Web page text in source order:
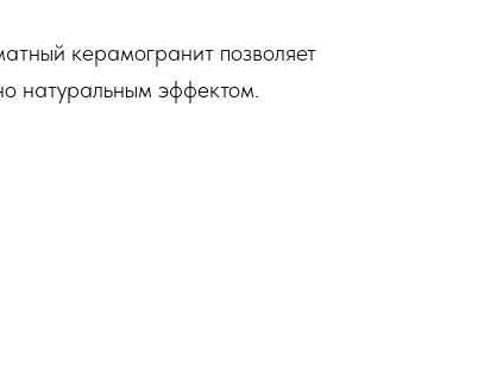
керамогранит позволяет
натуральным эффектом.